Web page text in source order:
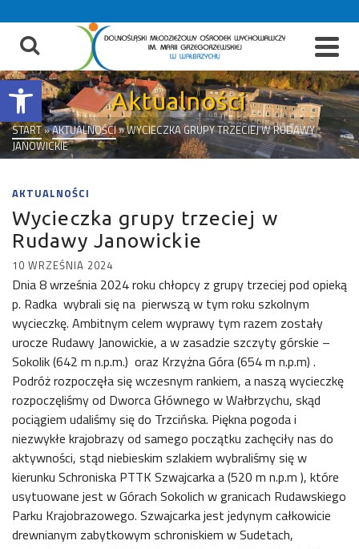
Otwórz pasek narzędzi
treści
Aktualności
START»AKTUALNOŚCI»WYCIECZKA GRUPY TRZECIEJ W RUDAWY
JANOWICKIE
AKTUALNOŚCI
Wycieczka grupy trzeciej w
Rudawy Janowickie
10 WRZEŚNIA 2024
Dnia 8 września 2024 roku chłopcy z grupy trzeciej pod opieką
p. Radka wybrali się na pierwszą w tym roku szkolnym
wycieczkę. Ambitnym celem wyprawy tym razem zostały
urocze Rudawy Janowickie, a w zasadzie szczyty górskie –
Sokolik (642 m n.p.m.) oraz Krzyżna Góra (654 m n.p.m) .
Podróż rozpoczęła się wczesnym rankiem, a naszą wycieczkę
rozpoczęliśmy od Dworca Głównego w Wałbrzychu, skąd
pociągiem udaliśmy się do Trzcińska. Piękna pogoda i
niezwykłe krajobrazy od samego początku zachęciły nas do
aktywności, stąd niebieskim szlakiem wybraliśmy się w
kierunku Schroniska PTTK Szwajcarka a (520 m n.p.m ), które
usytuowane jest w Górach Sokolich w granicach Rudawskiego
Parku Krajobrazowego. Szwajcarka jest jedynym całkowicie
drewnianym zabytkowym schroniskiem w Sudetach,